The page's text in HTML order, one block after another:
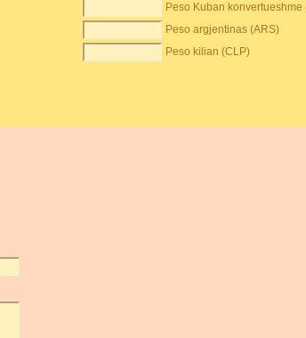
Peso Kuban konvertueshme
Peso argjentinas (ARS)
Peso kilian (CLP)